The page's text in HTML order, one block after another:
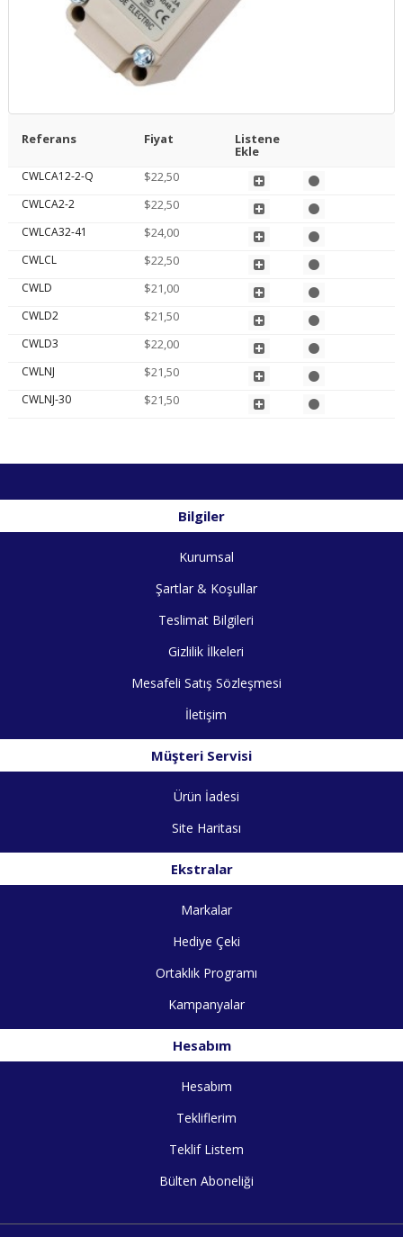
Referans Fiyat Listene
Ekle
CWLCA12-2-Q $22,50
CWLCA2-2 $22,50
CWLCA32-41 $24,00
CWLCL $22,50
CWLD $21,00
CWLD2 $21,50
CWLD3 $22,00
CWLNJ $21,50
CWLNJ-30 $21,50
Bilgiler
Kurumsal
Şartlar & Koşullar
Teslimat Bilgileri
Gizlilik İlkeleri
Mesafeli Satış Sözleşmesi
İletişim
Müşteri Servisi
Ürün İadesi
Site Haritası
Ekstralar
Markalar
Hediye Çeki
Ortaklık Programı
Kampanyalar
Hesabım
Hesabım
Tekliflerim
Teklif Listem
Bülten Aboneliği